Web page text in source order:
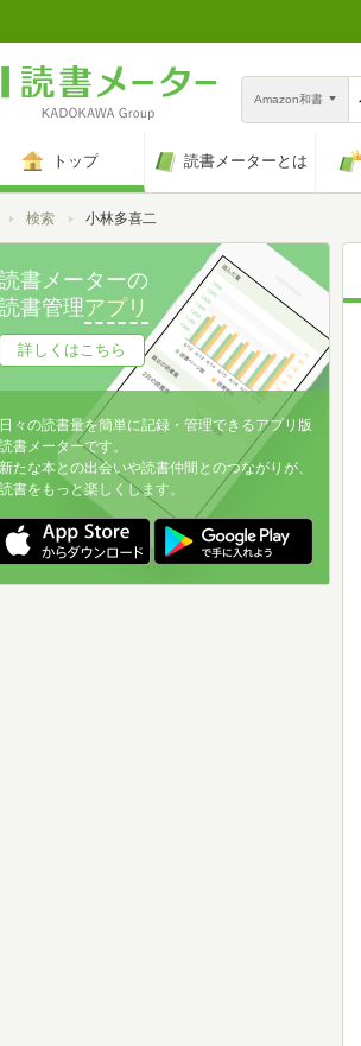
Amazon和書
トップ 読書メーターとは
トップ検索 小林多喜二
読書メーターの
読書管理アプリ
詳しくはこちら
日々の読書量を簡単に記録・管理できるアプリ版
読書メーターです。
新たな本との出会いや読書仲間とのつながりが、
読書をもっと楽しくします。